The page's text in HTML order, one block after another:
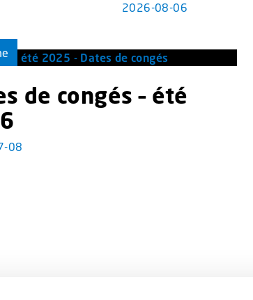
2026-08-06
de congés – été
08